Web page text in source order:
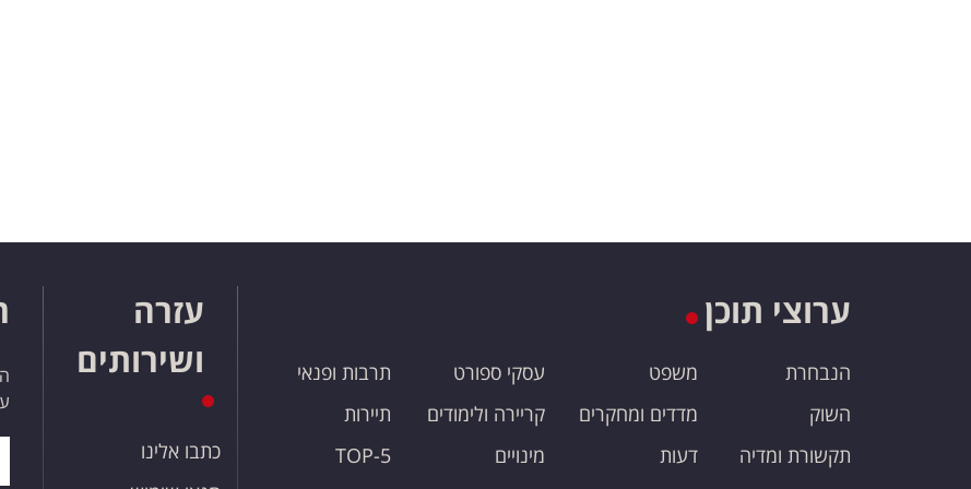
ערוצי תוכן
הנבחרת
השוק
תקשורת ומדיה
משפט
מדדים ומחקרים
דעות
עסקי ספורט
קריירה ולימודים
מינויים
תרבות ופנאי
תיירות
TOP-5
עזרה
ושירותים
כתבו אלינו